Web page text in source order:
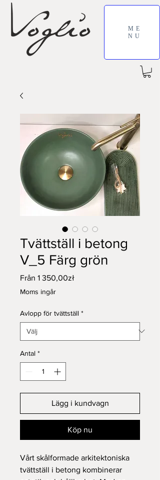
ME
NU
Tvättställ i betong
V_5 Färg grön
Från 1 350,00złReapris
Moms ingår
Avlopp för tvättställ *
Antal *
Lägg i kundvagn
Köp nu
Vårt skålformade arkitektoniska
tvättställ i betong kombinerar